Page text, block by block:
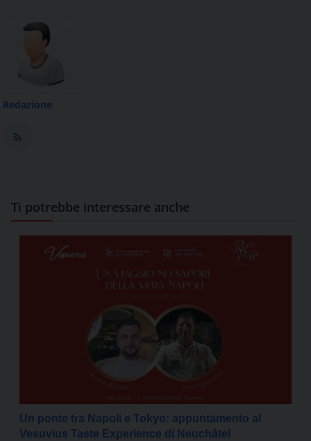
Redazione
Ti potrebbe interessare anche
Un ponte tra Napoli e Tokyo: appuntamento al
Vesuvius Taste Experience di Neuchâtel